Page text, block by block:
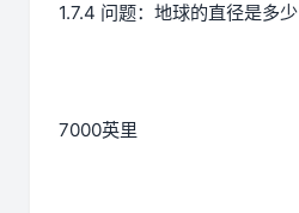
1.7.4 问题：地球的直径是多少
7000英里